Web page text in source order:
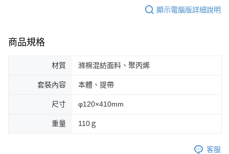
顯示電腦版詳細說明
商品規格
材質 滌棉混紡面料、聚丙烯
套裝內容 本體、提帶
尺寸 φ120×410mm
重量 110ｇ
客服